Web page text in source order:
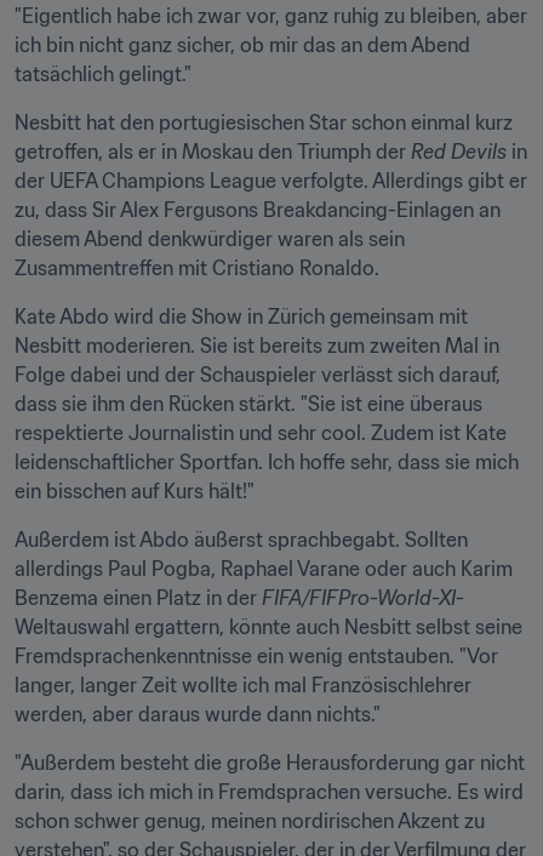
"Eigentlich habe ich zwar vor, ganz ruhig zu bleiben, aber
ich bin nicht ganz sicher, ob mir das an dem Abend
tatsächlich gelingt."
Nesbitt hat den portugiesischen Star schon einmal kurz
getroffen, als er in Moskau den Triumph der Red Devils in
der UEFA Champions League verfolgte. Allerdings gibt er
zu, dass Sir Alex Fergusons Breakdancing-Einlagen an
diesem Abend denkwürdiger waren als sein
Zusammentreffen mit Cristiano Ronaldo.
Kate Abdo wird die Show in Zürich gemeinsam mit
Nesbitt moderieren. Sie ist bereits zum zweiten Mal in
Folge dabei und der Schauspieler verlässt sich darauf,
dass sie ihm den Rücken stärkt. "Sie ist eine überaus
respektierte Journalistin und sehr cool. Zudem ist Kate
leidenschaftlicher Sportfan. Ich hoffe sehr, dass sie mich
ein bisschen auf Kurs hält!"
Außerdem ist Abdo äußerst sprachbegabt. Sollten
allerdings Paul Pogba, Raphael Varane oder auch Karim
Benzema einen Platz in der FIFA/FIFPro-World-XI-
Weltauswahl ergattern, könnte auch Nesbitt selbst seine
Fremdsprachenkenntnisse ein wenig entstauben. "Vor
langer, langer Zeit wollte ich mal Französischlehrer
werden, aber daraus wurde dann nichts."
"Außerdem besteht die große Herausforderung gar nicht
darin, dass ich mich in Fremdsprachen versuche. Es wird
schon schwer genug, meinen nordirischen Akzent zu